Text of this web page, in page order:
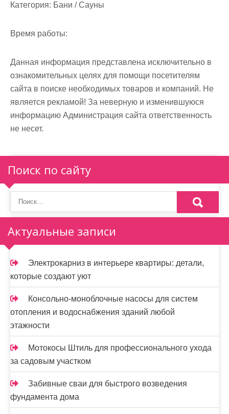
Категория: Бани / Сауны
Время работы:
Данная информация представлена исключительно в
ознакомительных целях для помощи посетителям
сайта в поиске необходимых товаров и компаний. Не
является рекламой! За неверную и изменившуюся
информацию Администрация сайта ответственность
не несет.
Поиск по сайту
Актуальные записи
Электрокарниз в интерьере квартиры: детали,
которые создают уют
Консольно-моноблочные насосы для систем
отопления и водоснабжения зданий любой
этажности
Мотокосы Штиль для профессионального ухода
за садовым участком
Забивные сваи для быстрого возведения
фундамента дома